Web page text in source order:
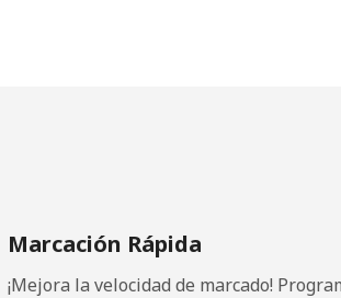
8 min por ⁦$5⁩
Marcación Rápida
¡Mejora la velocidad de marcado!